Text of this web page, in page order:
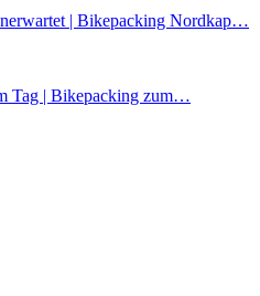
| Bikepacking Nordkap…
Tag | Bikepacking zum…